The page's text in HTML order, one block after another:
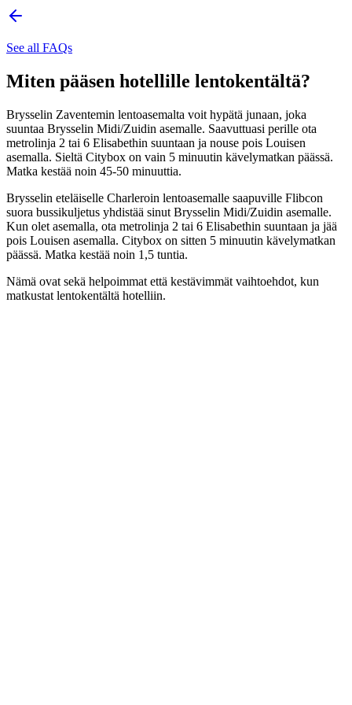
See all FAQs
Miten pääsen hotellille lentokentältä?
Brysselin Zaventemin lentoasemalta voit hypätä junaan, joka
suuntaa Brysselin Midi/Zuidin asemalle. Saavuttuasi perille ota
metrolinja 2 tai 6 Elisabethin suuntaan ja nouse pois Louisen
asemalla. Sieltä Citybox on vain 5 minuutin kävelymatkan päässä.
Matka kestää noin 45-50 minuuttia.
Brysselin eteläiselle Charleroin lentoasemalle saapuville Flibcon
suora bussikuljetus yhdistää sinut Brysselin Midi/Zuidin asemalle.
Kun olet asemalla, ota metrolinja 2 tai 6 Elisabethin suuntaan ja jää
pois Louisen asemalla. Citybox on sitten 5 minuutin kävelymatkan
päässä. Matka kestää noin 1,5 tuntia.
Nämä ovat sekä helpoimmat että kestävimmät vaihtoehdot, kun
matkustat lentokentältä hotelliin.